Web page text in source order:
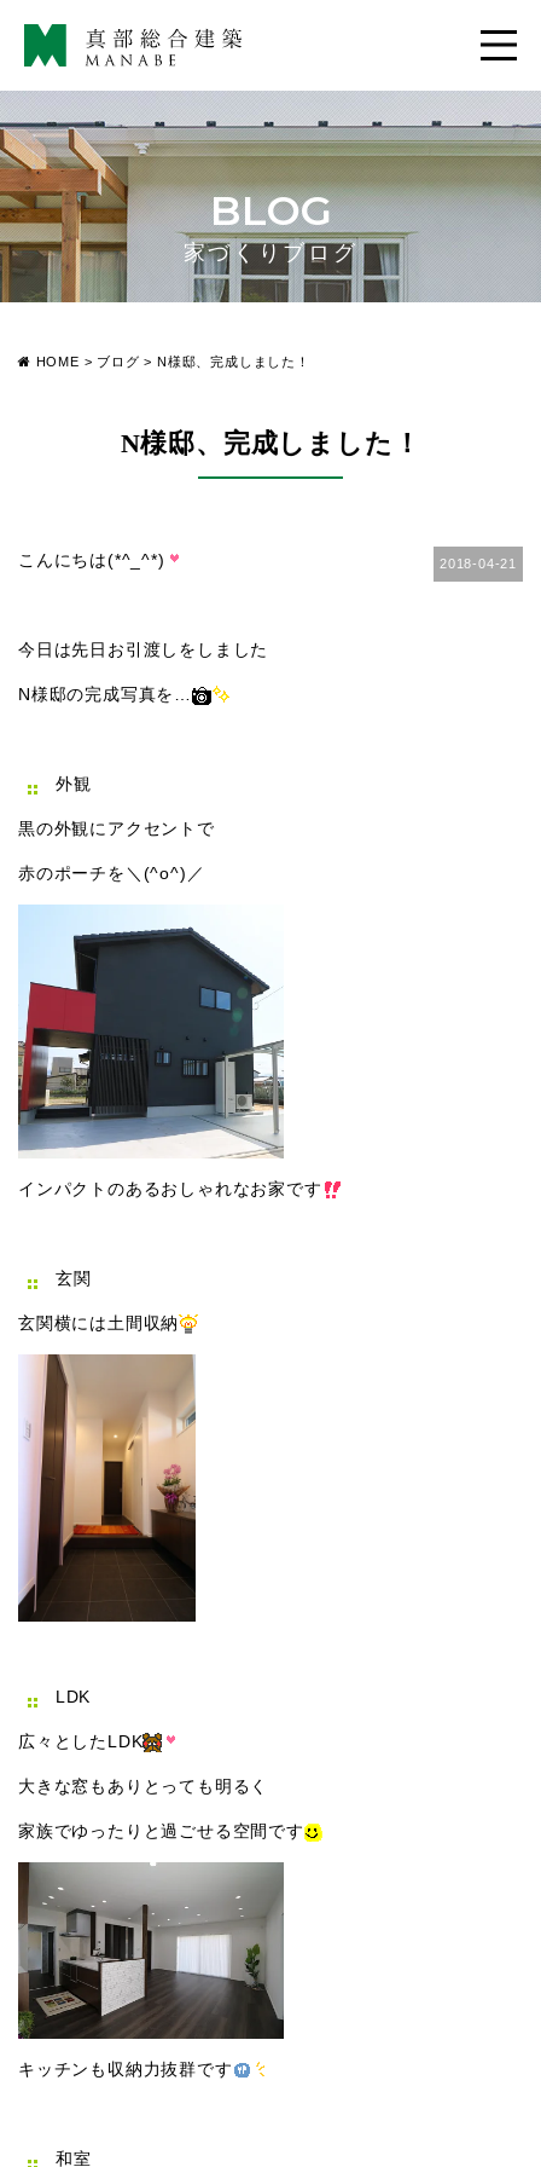
BLOG
家づくりブログ
HOME > ブログ >N様邸、完成しました！
N様邸、完成しました！
2018-04-21
こんにちは(*^_^*)
今日は先日お引渡しをしました
N様邸の完成写真を…
外観
黒の外観にアクセントで
赤のポーチを＼(^o^)／
インパクトのあるおしゃれなお家です
玄関
玄関横には土間収納
LDK
広々としたLDK
大きな窓もありとっても明るく
家族でゆったりと過ごせる空間です
キッチンも収納力抜群です
和室